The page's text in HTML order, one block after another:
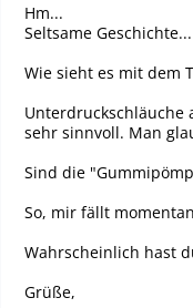
Hm...
Seltsame
Wie sieht es mit dem
Unterdruckschläuche
sehr sinnvoll. Man
Sind die
So, mir fällt
Wahrscheinlich hast
Grüße,